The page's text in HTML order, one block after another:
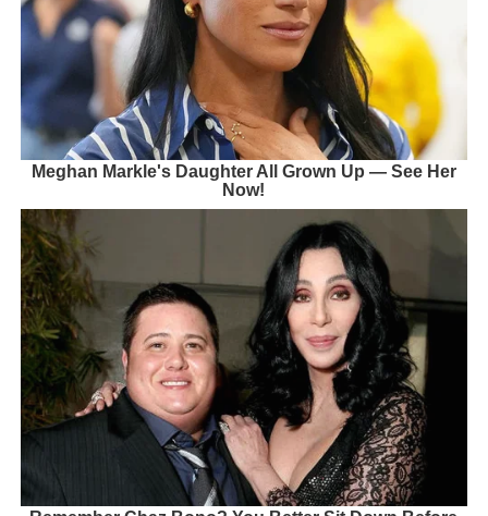
Meghan Markle's Daughter All Grown Up — See Her
Now!